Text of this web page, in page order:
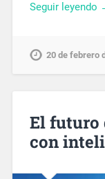
Seguir leyendo
20 de febrero
El futuro
con